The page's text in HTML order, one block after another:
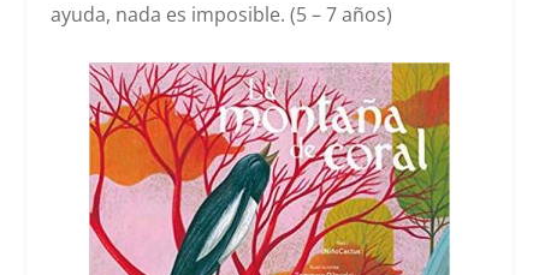
ayuda, nada es imposible. (5 – 7 años)